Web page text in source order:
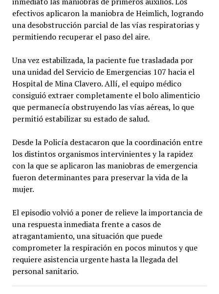
efectivos aplicaron la maniobra de Heimlich, logrando
una desobstrucción parcial de las vías respiratorias y
permitiendo recuperar el paso del aire.
Una vez estabilizada, la paciente fue trasladada por
una unidad del Servicio de Emergencias 107 hacia el
Hospital de Mina Clavero. Allí, el equipo médico
consiguió extraer completamente el bolo alimenticio
que permanecía obstruyendo las vías aéreas, lo que
permitió estabilizar su estado de salud.
Desde la Policía destacaron que la coordinación entre
los distintos organismos intervinientes y la rapidez
con la que se aplicaron las maniobras de emergencia
fueron determinantes para preservar la vida de la
mujer.
El episodio volvió a poner de relieve la importancia de
una respuesta inmediata frente a casos de
atragantamiento, una situación que puede
comprometer la respiración en pocos minutos y que
requiere asistencia urgente hasta la llegada del
personal sanitario.